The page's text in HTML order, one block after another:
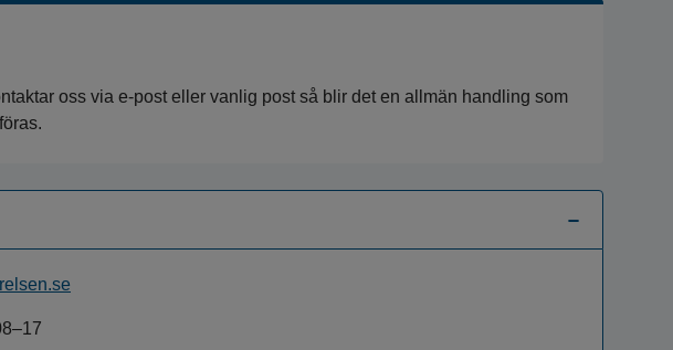
oss via e-post eller vanlig post så blir det en allmän handling som